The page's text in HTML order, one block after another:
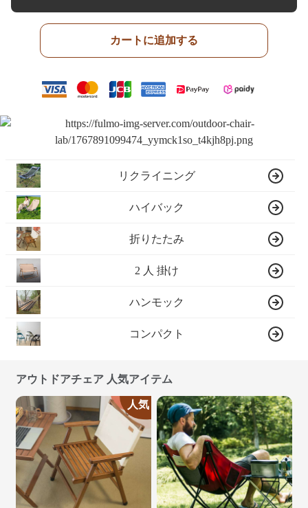
カートに追加する
リクライニング
ハイバック
折りたたみ
2 人 掛け
ハンモック
コンパクト
アウトドアチェア 人気アイテム
人気